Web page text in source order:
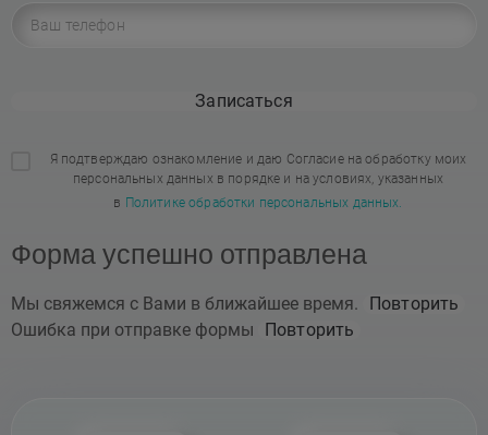
Записаться
Я подтверждаю ознакомление и даю Согласие на обработку моих
персональных данных в порядке и на условиях, указанных
в Политике обработки персональных данных.
Форма успешно отправлена
Мы свяжемся с Вами в ближайшее время.
Повторить
Ошибка при отправке формы
Повторить